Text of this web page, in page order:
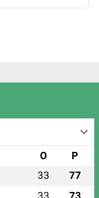
O P
33 77